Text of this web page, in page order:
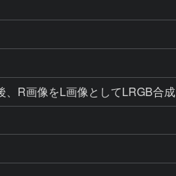
、R画像をL画像としてLRGB合成